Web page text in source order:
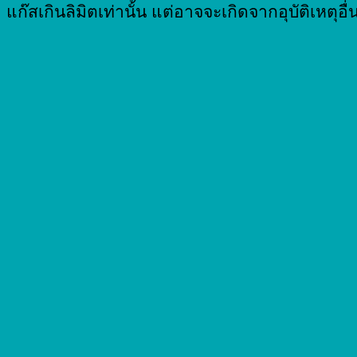
แก๊สเกินลิมิตเท่านั้น แต่อาจจะเกิดจากอุบัติเหตุอื่